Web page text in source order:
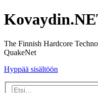
The Finnish Hardcore
QuakeNet
Hyppää sisältöön